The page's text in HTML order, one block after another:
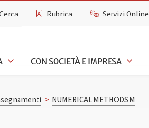
Cerca Rubrica Servizi Online
CON SOCIETÀ E IMPRESA
> NUMERICAL METHODS M